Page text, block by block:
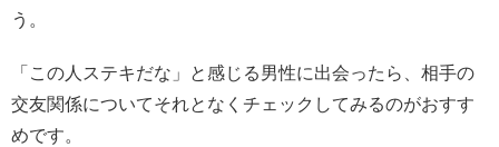
う。
「この人ステキだな」と感じる男性に出会ったら、相手の
交友関係についてそれとなくチェックしてみるのがおすす
めです。